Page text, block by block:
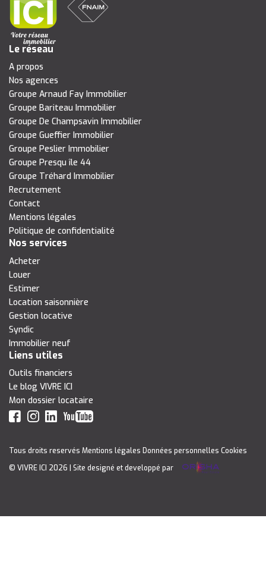
Le réseau
A propos
Nos agences
Groupe Arnaud Fay Immobilier
Groupe Bariteau Immobilier
Groupe De Champsavin Immobilier
Groupe Gueffier Immobilier
Groupe Peslier Immobilier
Groupe Presqu île 44
Groupe Tréhard Immobilier
Recrutement
Contact
Mentions légales
Politique de confidentialité
Nos services
Acheter
Louer
Estimer
Location saisonnière
Gestion locative
Syndic
Immobilier neuf
Liens utiles
Outils financiers
Le blog VIVRE ICI
Mon dossier locataire
Tous droits reservés Mentions légales Données personnelles Cookies
© VIVRE ICI 2026
| Site designé et developpé par